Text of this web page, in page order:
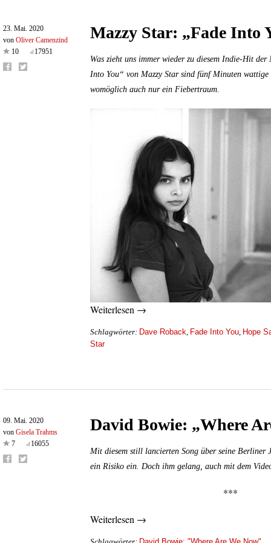
23. Mai. 2020
von Oliver Camenzind
10
17951
Mazzy Star: „Fade Into
Was zieht uns immer wieder zu diesem Indie-Hit der
Into You“ von Mazzy Star sind fünf Minuten
womöglich auch nur ein Fiebertraum.
Weiterlesen →
Schlagwörter: Dave Roback, Fade Into You, Hope
Star
09. Mai. 2020
von Gisela Trahms
7
16055
David Bowie: „Where
Mit diesem still lancierten Song über seine Berliner
ein Risiko ein. Doch ihm gelang, auch mit dem
***
Weiterlesen →